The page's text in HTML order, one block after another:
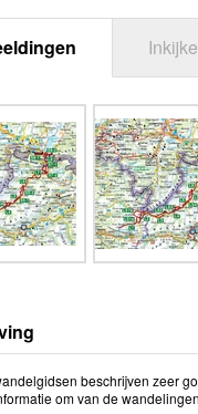
beschrijven zeer
om van de